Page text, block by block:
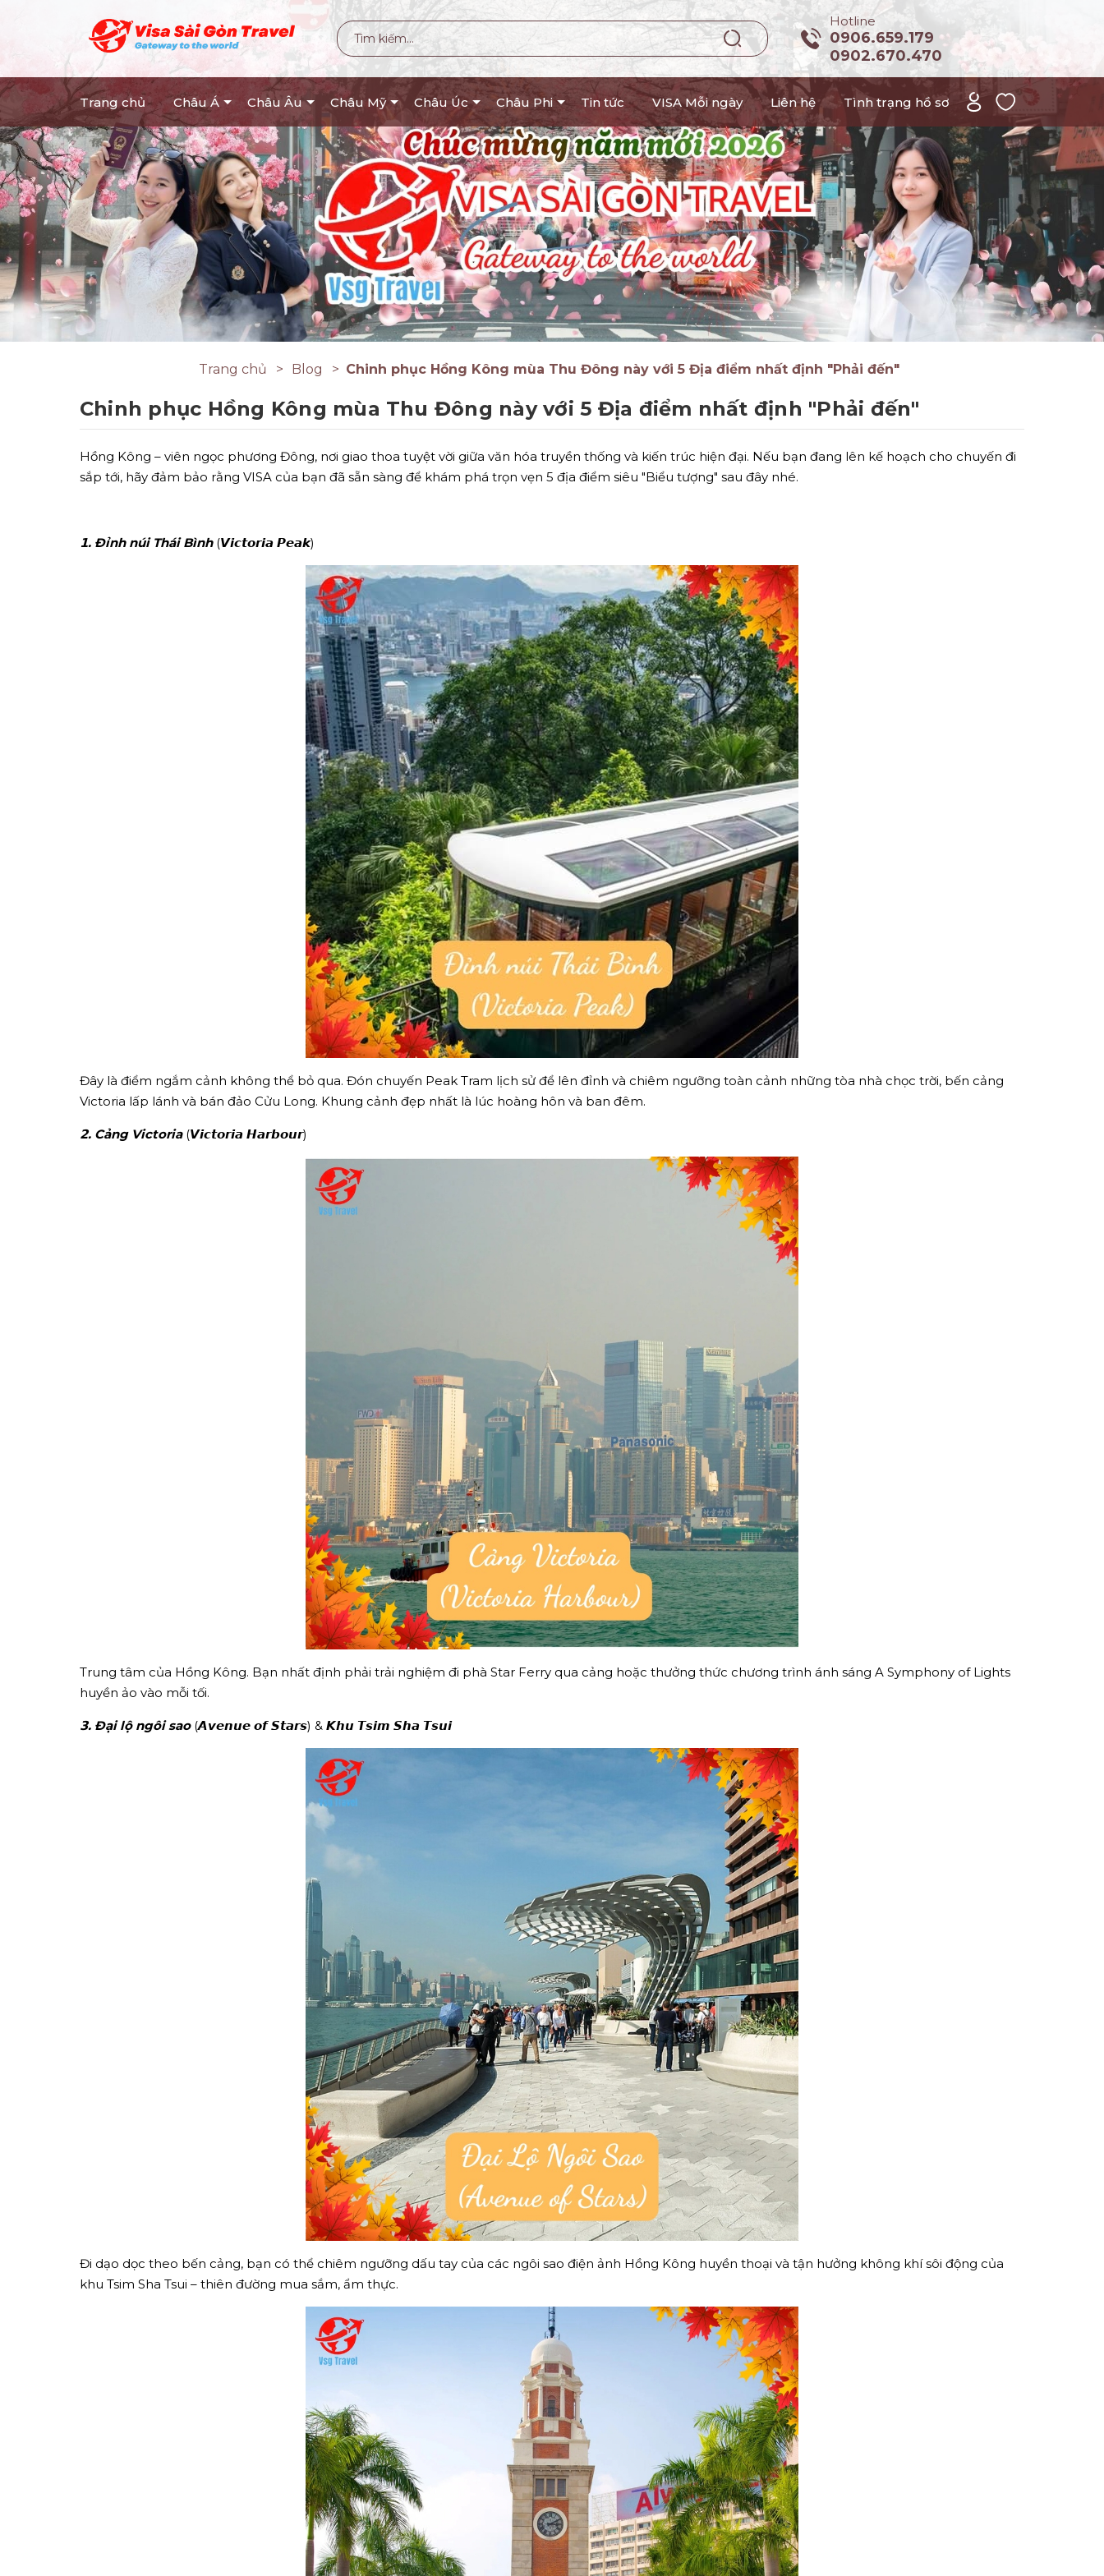
Hotline
0906.659.179
0902.670.470
Trang chủ Châu Á Châu Âu Châu Mỹ Châu Úc Châu Phi Tin tức VISA Mỗi ngày Liên hệ Tình trạng hồ sơ
Trang chủ Blog Chinh phục Hồng Kông mùa Thu Đông này với 5 Địa điểm nhất định "Phải đến"
Chinh phục Hồng Kông mùa Thu Đông này với 5 Địa điểm nhất định "Phải đến"
Hồng Kông – viên ngọc phương Đông, nơi giao thoa tuyệt vời giữa văn hóa truyền thống và kiến trúc hiện đại. Nếu bạn đang lên kế hoạch cho chuyến đi
sắp tới, hãy đảm bảo rằng VISA của bạn đã sẵn sàng để khám phá trọn vẹn 5 địa điểm siêu "Biểu tượng" sau đây nhé.
𝟭. Đỉnh núi Thái Bình(𝙑𝙞𝙘𝙩𝙤𝙧𝙞𝙖 𝙋𝙚𝙖𝙠)
Đây là điểm ngắm cảnh không thể bỏ qua. Đón chuyến Peak Tram lịch sử để lên đỉnh và chiêm ngưỡng toàn cảnh những tòa nhà chọc trời, bến cảng
Victoria lấp lánh và bán đảo Cửu Long. Khung cảnh đẹp nhất là lúc hoàng hôn và ban đêm.
𝟮. Cảng Victoria (𝙑𝙞𝙘𝙩𝙤𝙧𝙞𝙖 𝙃𝙖𝙧𝙗𝙤𝙪𝙧)
Trung tâm của Hồng Kông. Bạn nhất định phải trải nghiệm đi phà Star Ferry qua cảng hoặc thưởng thức chương trình ánh sáng A Symphony of Lights
huyền ảo vào mỗi tối.
𝟯. Đại lộ ngôi sao (𝘼𝙫𝙚𝙣𝙪𝙚 𝙤𝙛 𝙎𝙩𝙖𝙧𝙨) & 𝙆𝙝𝙪 𝙏𝙨𝙞𝙢 𝙎𝙝𝙖 𝙏𝙨𝙪𝙞
Đi dạo dọc theo bến cảng, bạn có thể chiêm ngưỡng dấu tay của các ngôi sao điện ảnh Hồng Kông huyền thoại và tận hưởng không khí sôi động của
khu Tsim Sha Tsui – thiên đường mua sắm, ẩm thực.